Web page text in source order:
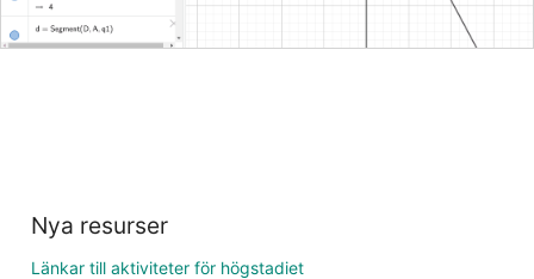
Nya resurser
Länkar till aktiviteter för högstadiet